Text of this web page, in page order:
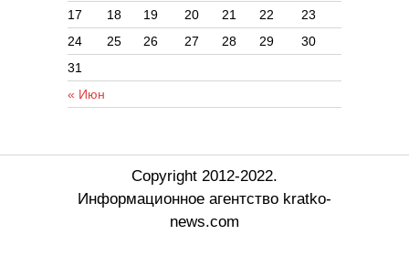
« Июн
17
18 19 20 21 22
23
24
25 26 27 28 29
30
31
Copyright 2012-2022.
Информационное агентство kratko-
news.com